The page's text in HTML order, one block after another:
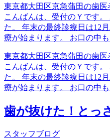
東京都大田区京急蒲田の歯
こんばんは、受付のＹです
た。 年末の最終診療日は12
療が始まります。 お口の中
東京都大田区京急蒲田の歯
こんばんは、受付のＹです
た。 年末の最終診療日は12
療が始まります。 お口の中
歯が抜けた！とっ
スタッフブログ